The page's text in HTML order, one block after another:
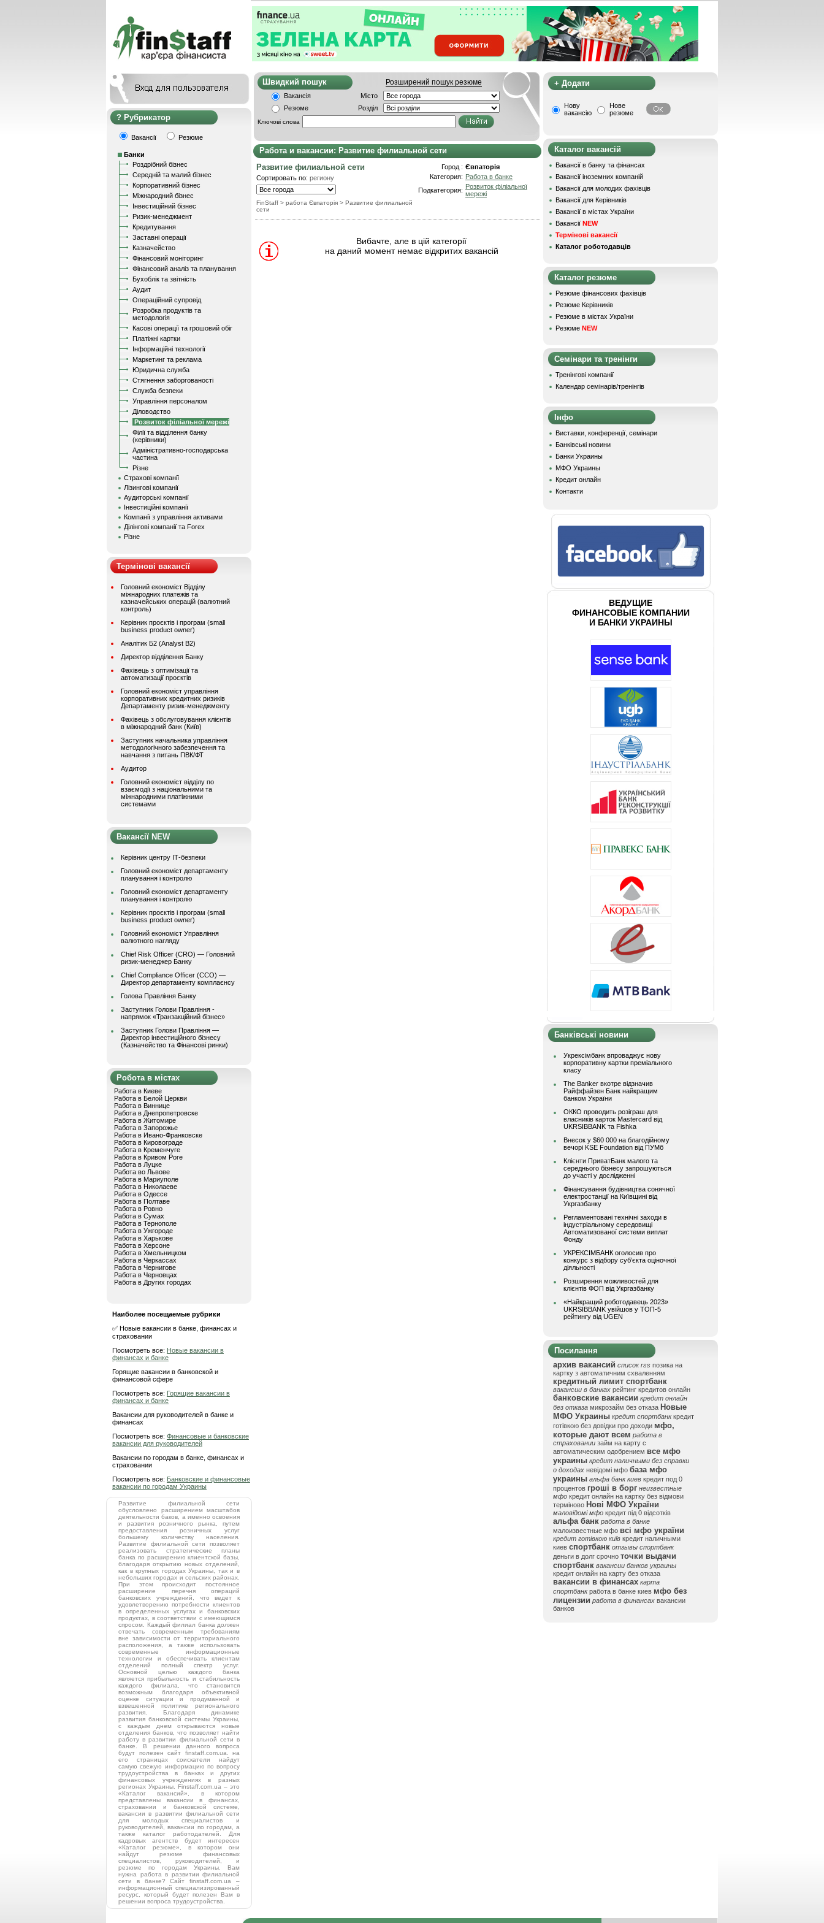
Рубрикатор
Вакансії Резюме
Банки
Роздрібний бізнес
Середній та малий бізнес
Корпоративний бізнес
Міжнародний бізнес
Інвестиційний бізнес
Ризик-менеджмент
Кредитування
Заставні операції
Казначейство
Фінансовий моніторинг
Фінансовий аналіз та планування
Бухоблік та звітність
Аудит
Операційний супровід
Розробка продуктів та
методологія
Касові операції та грошовий обіг
Платіжні картки
Інформаційні технології
Маркетинг та реклама
Юридична служба
Стягнення заборгованості
Служба безпеки
Управління персоналом
Діловодство
Розвиток філіальної мережі
Філії та відділення банку
(керівники)
Адміністративно-господарська
частина
Різне
Страхові компанії
Лізингові компанії
Аудиторські компанії
Інвестиційні компанії
Компанії з управління активами
Ділінгові компанії та Forex
Різне
Термінові вакансії
Головний економіст Відділу
міжнародних платежів та
казначейських операцій (валютний
контроль)
Керівник проєктів і програм (small
business product owner)
Аналітик Б2 (Analyst B2)
Директор відділення Банку
Фахівець з оптимізації та
автоматизації проєктів
Головний економіст управління
корпоративних кредитних ризиків
Департаменту ризик-менеджменту
Фахівець з обслуговування клієнтів
в міжнародний банк (Київ)
Заступник начальника управління
методологічного забезпечення та
навчання з питань ПВК/ФТ
Аудитор
Головний економіст відділу по
взаємодії з національними та
міжнародними платіжними
системами
Вакансії NEW
Керівник центру ІТ-безпеки
Головний економіст департаменту
планування і контролю
Головний економіст департаменту
планування і контролю
Керівник проєктів і програм (small
business product owner)
Головний економіст Управління
валютного нагляду
Chief Risk Officer (CRO) — Головний
ризик-менеджер Банку
Chief Compliance Officer (CCO) —
Директор департаменту комплаєнсу
Голова Правління Банку
Заступник Голови Правління -
напрямок «Транзакційний бізнес»
Заступник Голови Правління —
Директор інвестиційного бізнесу
(Казначейство та Фінансові ринки)
Робота в містах
Работа в Киеве
Работа в Белой Церкви
Работа в Виннице
Работа в Днепропетровске
Работа в Житомире
Работа в Запорожье
Работа в Ивано-Франковске
Работа в Кировограде
Работа в Кременчуге
Работа в Кривом Роге
Работа в Луцке
Работа во Львове
Работа в Мариуполе
Работа в Николаеве
Работа в Одессе
Работа в Полтаве
Работа в Ровно
Работа в Сумах
Работа в Тернополе
Работа в Ужгороде
Работа в Харькове
Работа в Херсоне
Работа в Хмельницком
Работа в Черкассах
Работа в Чернигове
Работа в Черновцах
Работа в Других городах
Наиболее посещаемые рубрики
✅ Новые вакансии в банке, финансах и
страховании
Посмотреть все: Новые вакансии в
финансах и банке
Горящие вакансии в банковской и
финансовой сфере
Посмотреть все: Горящие вакансии в
финансах и банке
Вакансии для руководителей в банке и
финансах
Посмотреть все: Финансовые и банковские
вакансии для руководителей
Вакансии по городам в банке, финансах и
страховании
Посмотреть все: Банковские и финансовые
вакансии по городам Украины
Развитие филиальной сети
обусловлено расширением масштабов
деятельности баков, а именно освоения
и развития розничного рынка, путем
предоставления розничных услуг
большему количеству населения.
Развитие филиальной сети позволяет
реализовать стратегические планы
банка по расширению клиентской базы,
благодаря открытию новых отделений,
как в крупных городах Украины, так и в
небольших городах и сельских районах.
При этом происходит постоянное
расширение перечня операций
банковских учреждений, что ведет к
удовлетворению потребности клиентов
в определенных услугах и банковских
продуктах, в соответствии с имеющимся
спросом. Каждый филиал банка должен
отвечать современным требованиям
вне зависимости от территориального
расположения, а также использовать
современные информационные
технологии и обеспечивать клиентам
отделений полный спектр услуг.
Основной целью каждого банка
является прибыльность и стабильность
каждого филиала, что становится
возможным благодаря объективной
оценке ситуации и продуманной и
взвешенной политике регионального
развития. Благодаря динамике
развития банковской системы Украины,
с каждым днем открываются новые
отделения банков, что позволяет найти
работу в развитии филиальной сети в
банке. В решении данного вопроса
будут полезен сайт finstaff.com.ua. на
его страницах соискатели найдут
самую свежую информацию по вопросу
трудоустройства в банках и других
финансовых учреждениях в разных
регионах Украины. Finstaff.com.ua – это
«Каталог вакансий», в котором
представлены вакансии в финансах,
страховании и банковской системе,
вакансии в развитии филиальной сети
для молодых специалистов и
руководителей, вакансии по городам, а
также каталог работодателей. Для
кадровых агентств будет интересен
«Каталог резюме», в котором они
найдут резюме финансовых
специалистов, руководителей, и
резюме по городам Украины. Вам
нужна работа в развитии филиальной
сети в банке? Сайт finstaff.com.ua –
информационный специализированный
ресурс, который будет полезен Вам в
решении вопроса трудоустройства.
Швидкий пошук Розширений пошук резюме
Вакансія
Місто
Резюме
Розділ
Ключові слова
Работа и вакансии: Развитие филиальной сети
Развитие филиальной сети
Сортировать по: региону
FinStaff > работа Євпаторія > Развитие филиальной
сети
Город : Євпаторія
Категория: Работа в банке
Подкатегория: Розвиток філіальної
мережі
Вибачте, але в цій категорії
на даний момент немає відкритих вакансій
+ Додати
Нову
вакансію
Нове
резюме
Каталог вакансій
Вакансії в банку та фінансах
Вакансії іноземних компаній
Вакансії для молодих фахівців
Вакансії для Керівників
Вакансії в містах України
Вакансії NEW
Термінові вакансії
Каталог роботодавців
Каталог резюме
Резюме фінансових фахівців
Резюме Керівників
Резюме в містах України
Резюме NEW
Семінари та тренінги
Тренінгові компанії
Календар семінарів/тренінгів
Інфо
Виставки, конференції, семінари
Банківські новини
Банки Украины
МФО Украины
Кредит онлайн
Контакти
ВЕДУЩИЕ
ФИНАНСОВЫЕ КОМПАНИИ
И БАНКИ УКРАИНЫ
Банківські новини
Укрексімбанк впроваджує нову
корпоративну картки преміального
класу
The Banker вкотре відзначив
Райффайзен Банк найкращим
банком України
ОККО проводить розіграш для
власників карток Mastercard від
UKRSIBBANK та Fishka
Внесок у $60 000 на благодійному
вечорі KSE Foundation від ПУМб
Клієнти ПриватБанк малого та
середнього бізнесу запрошуються
до участі у дослідженні
Фінансування будівництва сонячної
електростанції на Київщині від
Укргазбанку
Регламентовані технічні заходи в
індустріальному середовищі
Автоматизованої системи виплат
Фонду
УКРЕКСІМБАНК оголосив про
конкурс з відбору суб’єкта оціночної
діяльності
Розширення можливостей для
клієнтів ФОП від Укргазбанку
«Найкращий роботодавець 2023»
UKRSIBBANK увійшов у ТОП-5
рейтингу від UGEN
Посилання
архив вакансий список rss позика на
картку з автоматичним схваленням
кредитный лимит спортбанк
вакансии в банках рейтинг кредитов онлайн
банковские вакансии кредит онлайн
без отказа микрозайм без отказа Новые
МФО Украины кредит спортбанк кредит
готівкою без довідки про доходи мфо,
которые дают всем работа в
страховании займ на карту с
автоматическим одобрением все мфо
украины кредит наличными без справки
о доходах невідомі мфо база мфо
украины альфа банк киев кредит под 0
процентов гроші в борг неизвестные
мфо кредит онлайн на картку без відмови
терміново Нові МФО України
маловідомі мфо кредит під 0 відсотків
альфа банк работа в банке
малоизвестные мфо всі мфо україни
кредит готівкою київ кредит наличными
киев спортбанк отзывы спортбанк
деньги в долг срочно точки выдачи
спортбанк вакансии банков украины
кредит онлайн на карту без отказа
вакансии в финансах карта
спортбанк работа в банке киев мфо без
лицензии работа в финансах вакансии
банков